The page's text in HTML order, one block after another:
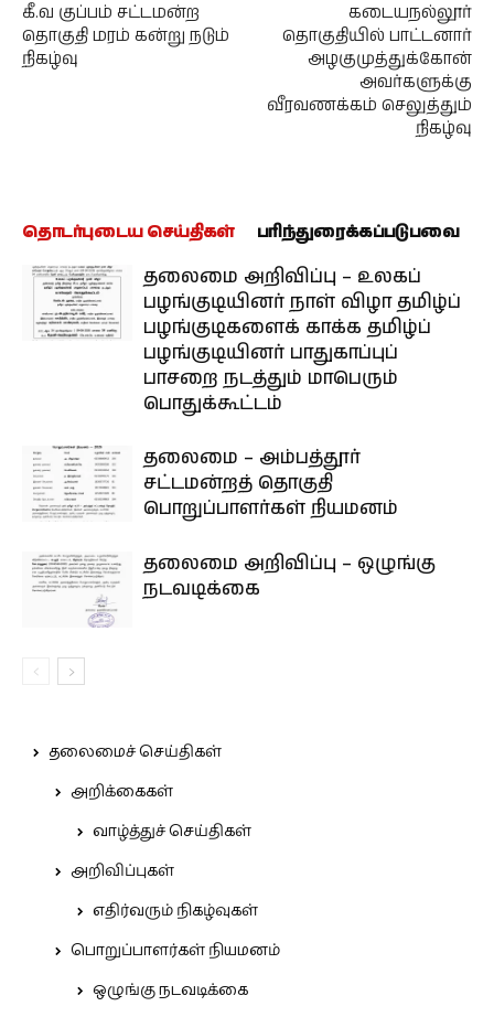
கீ.வ குப்பம் சட்டமன்ற
தொகுதி மரம் கன்று நடும்
நிகழ்வு
கடையநல்லூர்
தொகுதியில் பாட்டனார்
அழகுமுத்துக்கோன்
அவர்களுக்கு
வீரவணக்கம் செலுத்தும்
நிகழ்வு
தொடர்புடைய செய்திகள் பரிந்துரைக்கப்படுபவை
தலைமை அறிவிப்பு – உலகப்
பழங்குடியினர் நாள் விழா தமிழ்ப்
பழங்குடிகளைக் காக்க தமிழ்ப்
பழங்குடியினர் பாதுகாப்புப்
பாசறை நடத்தும் மாபெரும்
பொதுக்கூட்டம்
தலைமை – அம்பத்தூர்
சட்டமன்றத் தொகுதி
பொறுப்பாளர்கள் நியமனம்
தலைமை அறிவிப்பு – ஒழுங்கு
நடவடிக்கை
தலைமைச் செய்திகள்
அறிக்கைகள்
வாழ்த்துச் செய்திகள்
அறிவிப்புகள்
எதிர்வரும் நிகழ்வுகள்
பொறுப்பாளர்கள் நியமனம்
ஒழுங்கு நடவடிக்கை